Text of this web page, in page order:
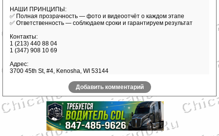
НАШИ ПРИНЦИПЫ:
✅ Полная прозрачность — фото и видеоотчёт о каждом этапе
✅ Ответственность — соблюдаем сроки и гарантируем результат
Контакты:
1 (213) 440 88 04
1 (347) 908 10 69
Адрес:
3700 45th St, #4, Kenosha, WI 53144
Добавить комментарий